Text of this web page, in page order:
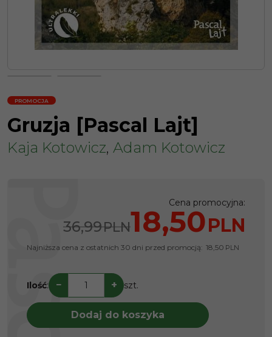
PROMOCJA
Gruzja [Pascal Lajt]
Kaja Kotowicz, Adam Kotowicz
Cena promocyjna:
36,99PLN18,50PLN
Najniższa cena z ostatnich 30 dni przed promocją: 18,50 PLN
Ilość: − + szt.
Dodaj do koszyka